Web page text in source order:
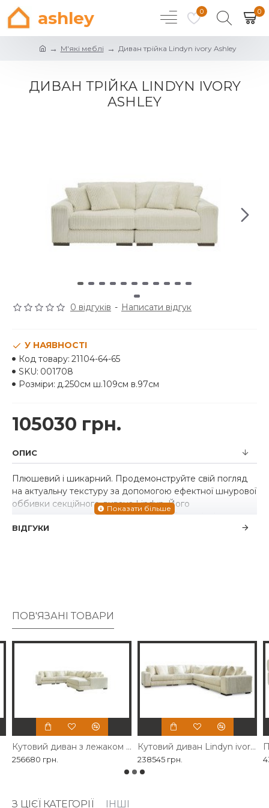
ashley 0 0
М'які меблі Диван трійка Lindyn ivory Ashley
ДИВАН ТРІЙКА LINDYN IVORY
ASHLEY
0 відгуків - Написати відгук
105030 грн.
У НАЯВНОСТІ
Код товару: 21104-64-65
SKU: 001708
Розміри: д.250см ш.109см в.97см
ОПИС
Плюшевий і шикарний. Продемонструйте свій погляд
на актуальну текстуру за допомогою ефектної шнурової
оббивки секційного дивана Lindyn. Його
приголомшливо м'яка тканина приваблює відтінком
слонової кістки, доповнюючи палітру сучасних кольорів.
ВІДГУКИ
ПОВ'ЯЗАНІ ТОВАРИ
Кутовий диван з лежаком Lindyn ivory Ashley
256680 грн.
Кутовий диван Lindyn ivory Ashley
238545 грн.
З ЦІЄЇ КАТЕГОРІЇ ІНШІ